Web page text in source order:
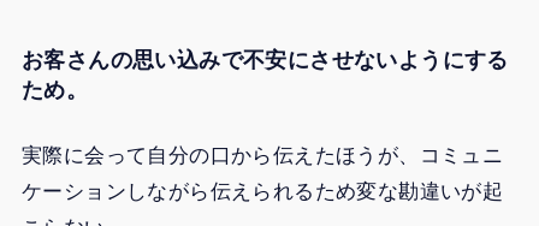
お客さんの思い込みで不安にさせないようにする
ため。
実際に会って自分の口から伝えたほうが、コミュニ
ケーションしながら伝えられるため変な勘違いが起